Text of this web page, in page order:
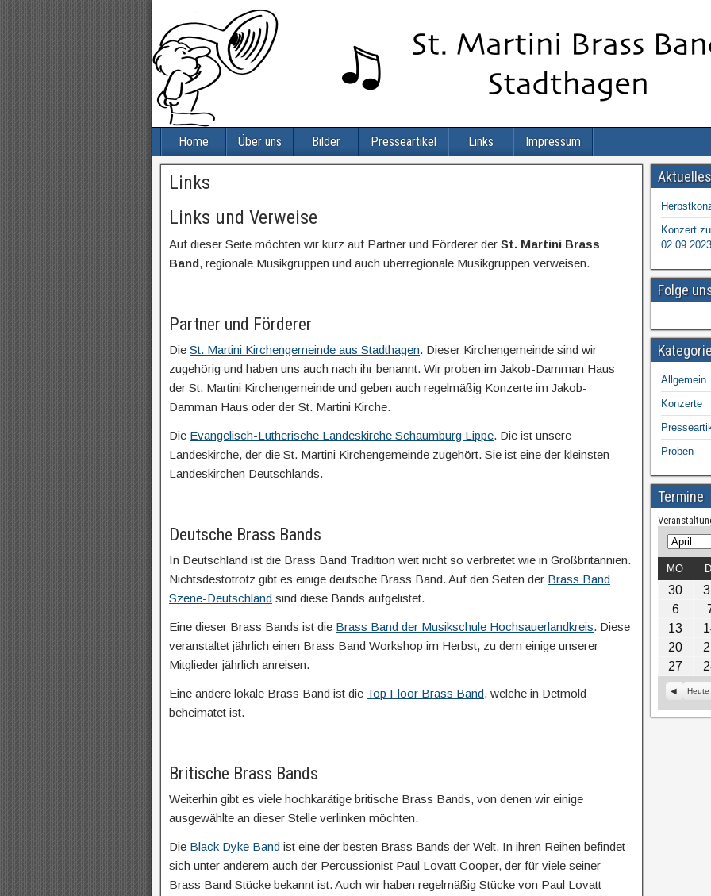
Home Über uns Bilder Presseartikel Links Impressum
Links
Links und Verweise
Auf dieser Seite möchten wir kurz auf Partner und Förderer der St. Martini Brass
Band, regionale Musikgruppen und auch überregionale Musikgruppen verweisen.
Partner und Förderer
Die St. Martini Kirchengemeinde aus Stadthagen. Dieser Kirchengemeinde sind wir
zugehörig und haben uns auch nach ihr benannt. Wir proben im Jakob-Damman Haus
der St. Martini Kirchengemeinde und geben auch regelmäßig Konzerte im Jakob-
Damman Haus oder der St. Martini Kirche.
Die Evangelisch-Lutherische Landeskirche Schaumburg Lippe. Die ist unsere
Landeskirche, der die St. Martini Kirchengemeinde zugehört. Sie ist eine der kleinsten
Landeskirchen Deutschlands.
Deutsche Brass Bands
In Deutschland ist die Brass Band Tradition weit nicht so verbreitet wie in Großbritannien.
Nichtsdestotrotz gibt es einige deutsche Brass Band. Auf den Seiten der Brass Band
Szene-Deutschland sind diese Bands aufgelistet.
Eine dieser Brass Bands ist die Brass Band der Musikschule Hochsauerlandkreis. Diese
veranstaltet jährlich einen Brass Band Workshop im Herbst, zu dem einige unserer
Mitglieder jährlich anreisen.
Eine andere lokale Brass Band ist die Top Floor Brass Band, welche in Detmold
beheimatet ist.
Britische Brass Bands
Weiterhin gibt es viele hochkarätige britische Brass Bands, von denen wir einige
ausgewählte an dieser Stelle verlinken möchten.
Die Black Dyke Band ist eine der besten Brass Bands der Welt. In ihren Reihen befindet
sich unter anderem auch der Percussionist Paul Lovatt Cooper, der für viele seiner
Brass Band Stücke bekannt ist. Auch wir haben regelmäßig Stücke von Paul Lovatt
Aktuelles
Konzert
02.09.2023
Folge
Allgemein
Konzerte
Proben
Termine
M
o
n
a
J
a
h
r
MO DI
30
6
13
20
27
Z
Heute